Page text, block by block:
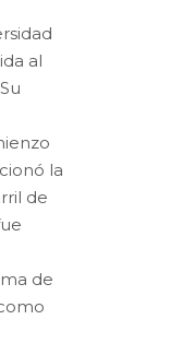
al
la
de
de